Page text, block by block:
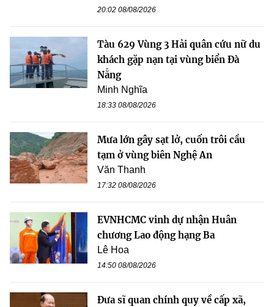
20:02 08/08/2026
Tàu 629 Vùng 3 Hải quân cứu nữ du
khách gặp nạn tại vùng biển Đà
Nẵng
Minh Nghĩa
18:33 08/08/2026
Mưa lớn gây sạt lở, cuốn trôi cầu
tạm ở vùng biên Nghệ An
Văn Thanh
17:32 08/08/2026
EVNHCMC vinh dự nhận Huân
chương Lao động hạng Ba
Lê Hoa
14:50 08/08/2026
Đưa sĩ quan chính quy về cấp xã,